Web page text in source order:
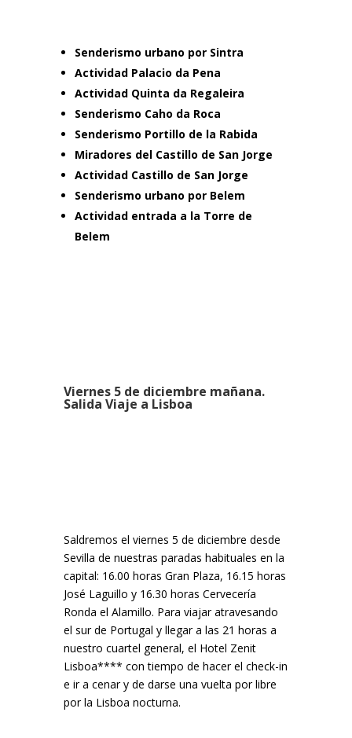
Senderismo urbano por Sintra
Actividad Palacio da Pena
Actividad Quinta da Regaleira
Senderismo Caho da Roca
Senderismo Portillo de la Rabida
Miradores del Castillo de San Jorge
Actividad Castillo de San Jorge
Senderismo urbano por Belem
Actividad entrada a la Torre de
Belem
Viernes 5 de diciembre mañana.
Salida Viaje a Lisboa
Saldremos el viernes 5 de diciembre desde
Sevilla de nuestras paradas habituales en la
capital: 16.00 horas Gran Plaza, 16.15 horas
José Laguillo y 16.30 horas Cervecería
Ronda el Alamillo. Para viajar atravesando
el sur de Portugal y llegar a las 21 horas a
nuestro cuartel general, el Hotel Zenit
Lisboa**** con tiempo de hacer el check-in
e ir a cenar y de darse una vuelta por libre
por la Lisboa nocturna.